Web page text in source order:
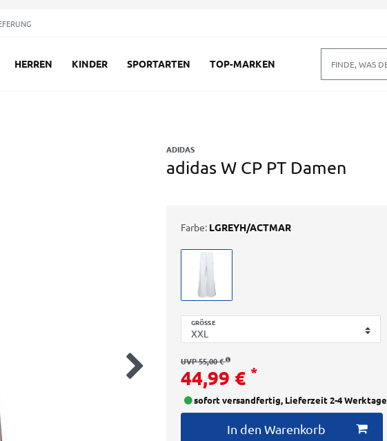
HERREN KINDER SPORTARTEN TOP-MARKEN
ADIDAS
adidas W CP PT Damen
GRÖSSE
Farbe: LGREYH/ACTMAR
UVP 55,00 €
44,99 € *
sofort versandfertig, Lieferzeit 2-4 Werktage
In den Warenkorb